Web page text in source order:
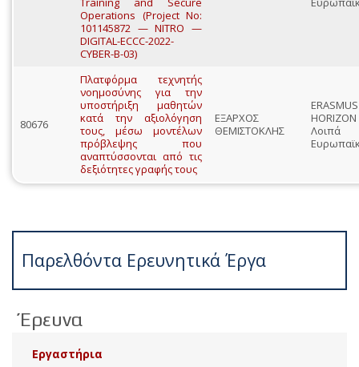
Operations (Project No:
101145872 — NITRO —
DIGITAL-ECCC-2022-
CYBER-B-03)
80676
Πλατφόρμα τεχνητής
νοημοσύνης για την
υποστήριξη μαθητών
κατά την αξιολόγηση
τους, μέσω μοντέλων
πρόβλεψης που
αναπτύσσονται από τις
δεξιότητες γραφής τους
ΕΞΑΡΧΟΣ
ΘΕΜΙΣΤΟΚΛΗΣ
Λοιπά
Παρελθόντα Ερευνητικά Έργα
Έρευνα
Εργαστήρια